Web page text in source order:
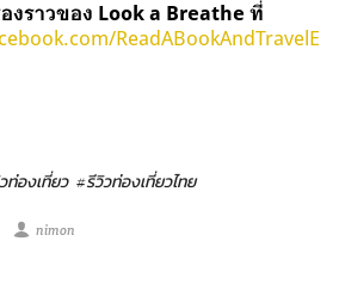
งราวของ Look a Breathe ที่
ReadABookAndTravelE
ท่องเที่ยว #รีวิวท่องเที่ยวไทย
nimon